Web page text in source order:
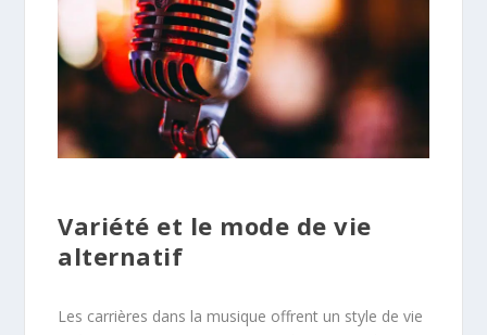
Variété et le mode de vie
alternatif
Les carrières dans la musique offrent un style de vie